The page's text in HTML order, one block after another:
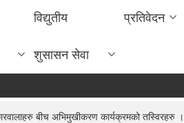
विद्युतीय
शुसासन सेवा
प्रतिवेदन
बीच अभिमुखीकरण कार्यक्रमको तस्विरहरु ।